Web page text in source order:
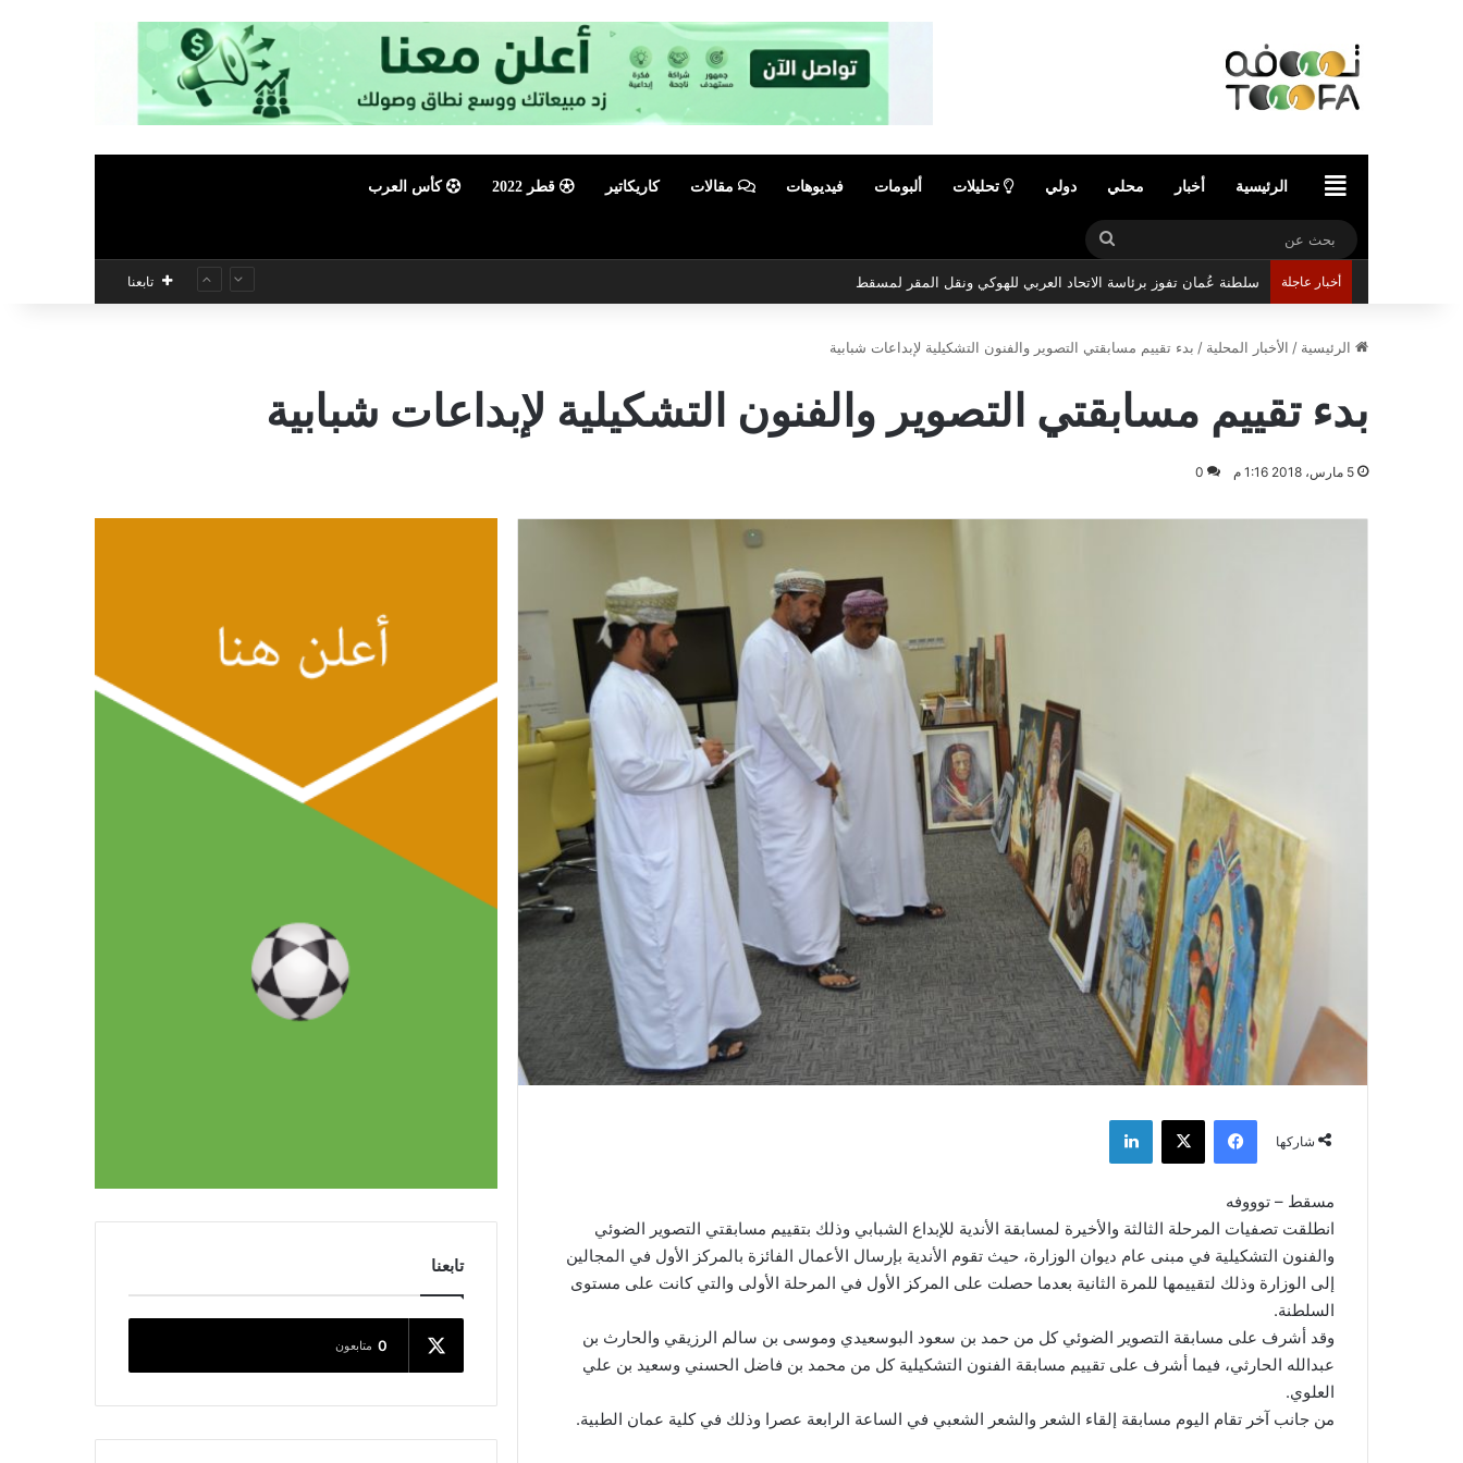
الرئيسيةالرئيسية أخبار محلي دولي تحليلات ألبومات فيديوهات مقالات كاريكاتير قطر 2022 كأس العرب
بحث
عن
أخبار عاجلة سلطنة عُمان تفوز برئاسة الاتحاد العربي للهوكي ونقل المقر لمسقط تابعنا
الرئيسية / الأخبار المحلية / بدء تقييم مسابقتي التصوير والفنون التشكيلية لإبداعات شبابية
بدء تقييم مسابقتي التصوير والفنون التشكيلية لإبداعات شبابية
5 مارس، 2018 1:16 م 0
شاركها
فيسبوك ‫X لينكدإن
مسقط – توووفه
انطلقت تصفيات المرحلة الثالثة والأخيرة لمسابقة الأندية للإبداع الشبابي وذلك بتقييم مسابقتي التصوير الضوئي
والفنون التشكيلية في مبنى عام ديوان الوزارة، حيث تقوم الأندية بإرسال الأعمال الفائزة بالمركز الأول في المجالين
إلى الوزارة وذلك لتقييمها للمرة الثانية بعدما حصلت على المركز الأول في المرحلة الأولى والتي كانت على مستوى
السلطنة.
وقد أشرف على مسابقة التصوير الضوئي كل من حمد بن سعود البوسعيدي وموسى بن سالم الرزيقي والحارث بن
عبدالله الحارثي، فيما أشرف على تقييم مسابقة الفنون التشكيلية كل من محمد بن فاضل الحسني وسعيد بن علي
العلوي.
من جانب آخر تقام اليوم مسابقة إلقاء الشعر والشعر الشعبي في الساعة الرابعة عصرا وذلك في كلية عمان الطبية.
تابعنا
0 متابعون